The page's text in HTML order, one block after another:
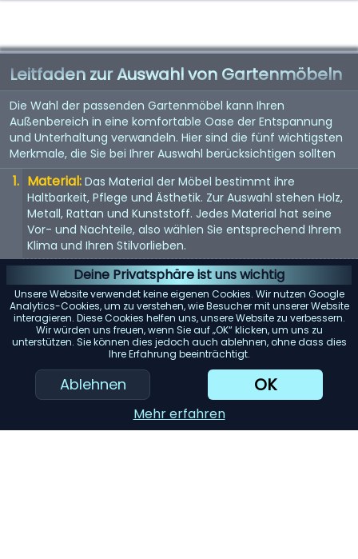
Deine Privatsphäre ist uns wichtig
Unsere Website verwendet keine eigenen Cookies. Wir nutzen Google
Analytics-Cookies, um zu verstehen, wie Besucher mit unserer Website
interagieren. Diese Cookies helfen uns, unsere Website zu verbessern.
Wir würden uns freuen, wenn Sie auf „OK“ klicken, um uns zu
unterstützen. Sie können dies jedoch auch ablehnen, ohne dass dies
Ihre Erfahrung beeinträchtigt.
Ablehnen OK
Mehr erfahren
Leitfaden zur Auswahl von Gartenmöbeln
Die Wahl der passenden Gartenmöbel kann Ihren
Außenbereich in eine komfortable Oase der Entspannung
und Unterhaltung verwandeln. Hier sind die fünf wichtigsten
Merkmale, die Sie bei Ihrer Auswahl berücksichtigen sollten
Material: Das Material der Möbel bestimmt ihre
Haltbarkeit, Pflege und Ästhetik. Zur Auswahl stehen Holz,
Metall, Rattan und Kunststoff. Jedes Material hat seine
Vor- und Nachteile, also wählen Sie entsprechend Ihrem
Klima und Ihren Stilvorlieben.
Komfort: Komfort ist der Schlüssel, wenn es um
Gartenmöbel geht. Suchen Sie nach ergonomisch
gestalteten Stücken mit ausreichender Polsterung oder
der Möglichkeit, Kissen hinzuzufügen.
Größe: Berücksichtigen Sie die Größe Ihres Gartens und
der Möbel. Stellen Sie sicher, dass die von Ihnen
ausgewählten Möbel gut in Ihren Bereich passen, ohne
dass er überfüllt oder zu leer wirkt.
Wetterbeständigkeit: Ihre Gartenmöbel sollten